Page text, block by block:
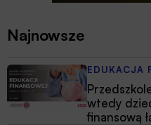
Najnowsze
EDUKACJA
wtedy
finansową